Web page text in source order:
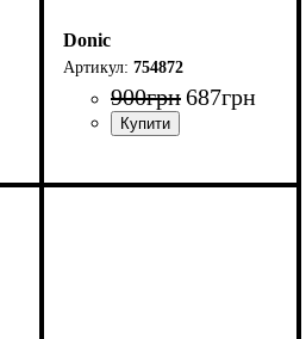
Donic
754872
900грн687грн